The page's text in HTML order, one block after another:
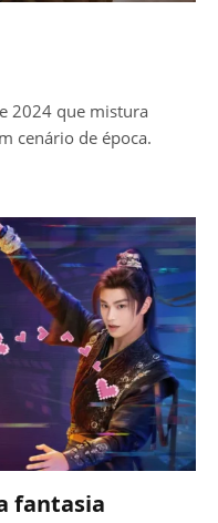
2024 que mistura
cenário de época.
fantasia